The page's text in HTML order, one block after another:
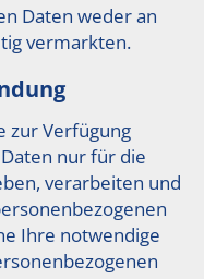
Daten weder an
vermarkten.
zur Verfügung
nur für die
verarbeiten und
Ihre notwendige